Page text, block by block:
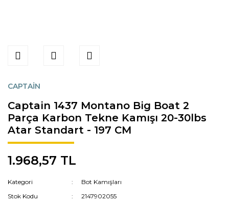
CAPTAİN
Captain 1437 Montano Big Boat 2
Parça Karbon Tekne Kamışı 20-30lbs
Atar Standart - 197 CM
1.968,57 TL
Kategori
Bot Kamışları
Stok Kodu
2147902055